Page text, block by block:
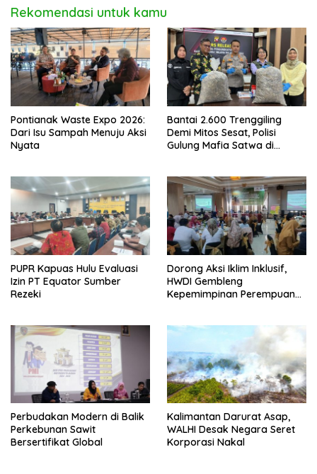
Rekomendasi untuk kamu
Pontianak Waste Expo 2026:
Dari Isu Sampah Menuju Aksi
Nyata
Bantai 2.600 Trenggiling
Demi Mitos Sesat, Polisi
Gulung Mafia Satwa di
PUPR Kapuas Hulu Evaluasi
Izin PT Equator Sumber
Rezeki
Dorong Aksi Iklim Inklusif,
HWDI Gembleng
Kepemimpinan Perempuan
Perbudakan Modern di Balik
Perkebunan Sawit
Bersertifikat Global
Kalimantan Darurat Asap,
WALHI Desak Negara Seret
Korporasi Nakal